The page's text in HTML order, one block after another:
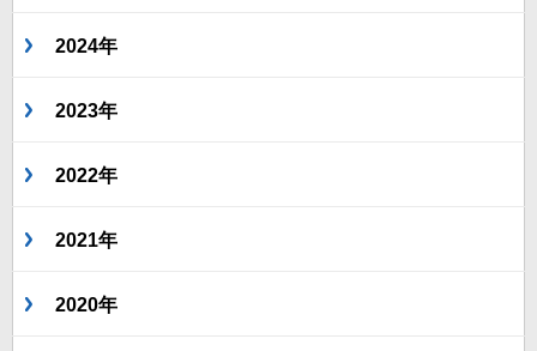
2024年
2023年
2022年
2021年
2020年